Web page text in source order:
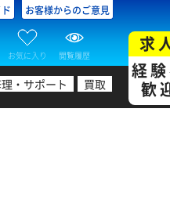
お客様からのご意見
お気に入り 閲覧履歴
・サポート 買取
求
経
歓